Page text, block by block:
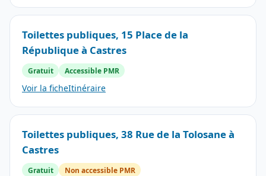
Toilettes publiques, 15 Place de la
République à Castres
Gratuit Accessible PMR
Voir la ficheItinéraire
Toilettes publiques, 38 Rue de la Tolosane à
Castres
Gratuit Non accessible PMR